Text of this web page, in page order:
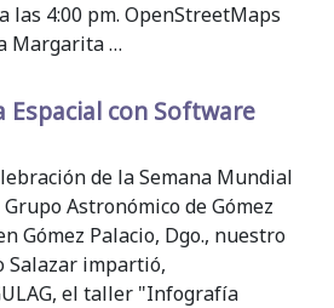
las 4:00 pm. OpenStreetMaps
Margarita …
con Software
de la Semana Mundial
Astronómico de Gómez
Gómez Palacio, Dgo., nuestro
Salazar impartió,
el taller "Infografía